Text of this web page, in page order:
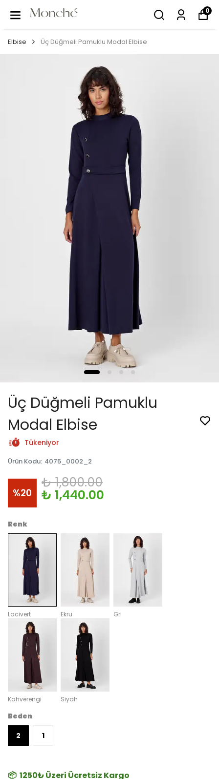
0
Elbise Üç Düğmeli Pamuklu Modal Elbise
Üç Düğmeli Pamuklu
Modal Elbise
Tükeniyor
Ürün Kodu: 4075_0002_2
%20
₺ 1,800.00
₺ 1,440.00
Renk
Lacivert Ekru Gri
Kahverengi Siyah
Beden
2
1
📦 1250₺ Üzeri Ücretsiz Kargo